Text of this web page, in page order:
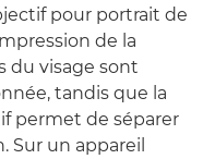
pour portrait de
de la
du visage sont
tandis que la
permet de séparer
Sur un appareil